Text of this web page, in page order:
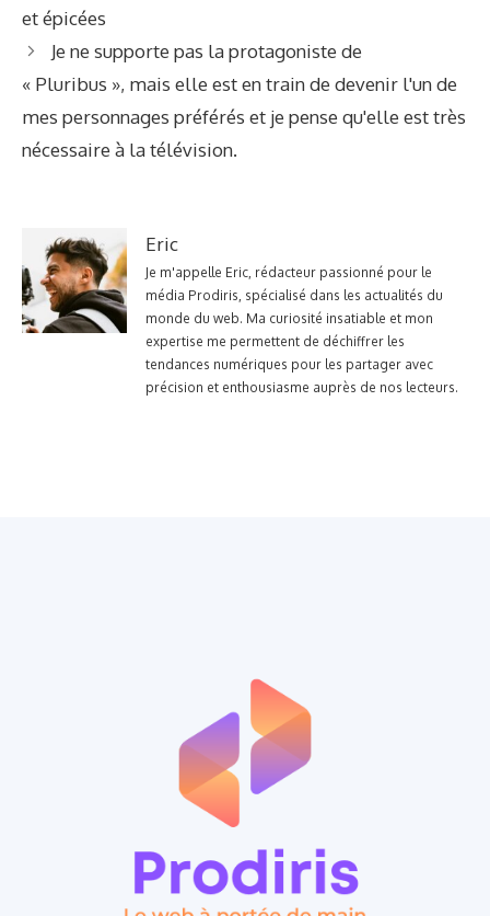
et épicées
Je ne supporte pas la protagoniste de
« Pluribus », mais elle est en train de devenir l'un de
mes personnages préférés et je pense qu'elle est très
nécessaire à la télévision.
Eric
Je m'appelle Eric, rédacteur passionné pour le
média Prodiris, spécialisé dans les actualités du
monde du web. Ma curiosité insatiable et mon
expertise me permettent de déchiffrer les
tendances numériques pour les partager avec
précision et enthousiasme auprès de nos lecteurs.